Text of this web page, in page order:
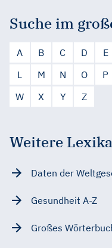
Suche im
A B C D E
L
M N O P
W
X Y Z
Weitere Lexika
Daten der
Gesundheit A-Z
Großes